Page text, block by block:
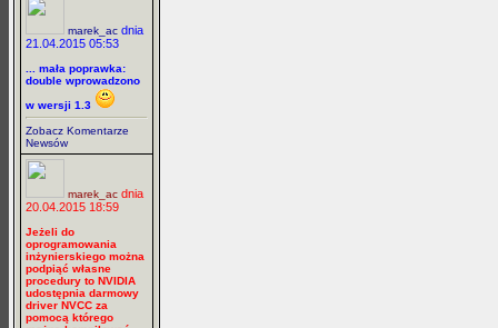
marek_ac dnia
21.04.2015 05:53
... mała poprawka:
double wprowadzono
w wersji 1.3
Zobacz Komentarze
Newsów
marek_ac dnia
20.04.2015 18:59
Jeżeli do
oprogramowania
inżynierskiego można
podpiąć własne
procedury to NVIDIA
udostępnia darmowy
driver NVCC za
pomocą którego